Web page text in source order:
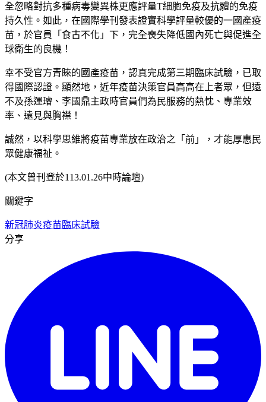
全忽略對抗多種病毒變異株更應評量T細胞免疫及抗體的免疫
持久性。如此，在國際學刊發表證實科學評量較優的一國產疫
苗，於官員「食古不化」下，完全喪失降低國內死亡與促進全
球衛生的良機！
幸不受官方青睞的國產疫苗，認真完成第三期臨床試驗，已取
得國際認證。顯然地，近年疫苗決策官員高高在上者眾，但遠
不及孫運璿、李國鼎主政時官員們為民服務的熱忱、專業效
率、遠見與胸襟！
誠然，以科學思維將疫苗專業放在政治之「前」，才能厚惠民
眾健康福祉。
(本文曾刊登於113.01.26中時論壇)
關鍵字
新冠肺炎疫苗臨床試驗
分享